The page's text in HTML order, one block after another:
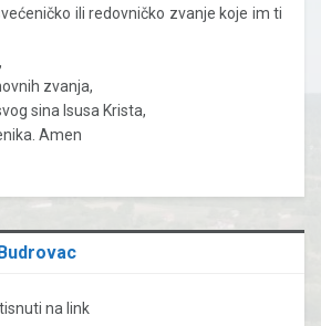
ili redovničko zvanje koje im ti
zvanja,
sina Isusa Krista,
Amen
na link